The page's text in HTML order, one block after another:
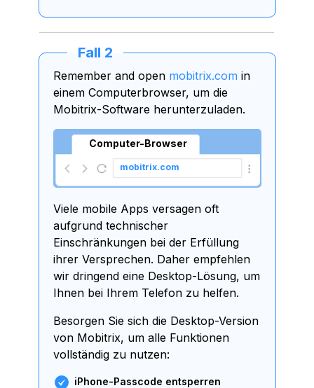
Fall 2
Remember and open mobitrix.comin
einem Computerbrowser, um die
Mobitrix-Software herunterzuladen.
Computer-Browser
mobitrix.com
Viele mobile Apps versagen oft
aufgrund technischer
Einschränkungen bei der Erfüllung
ihrer Versprechen. Daher empfehlen
wir dringend eine Desktop-Lösung, um
Ihnen bei Ihrem Telefon zu helfen.
Besorgen Sie sich die Desktop-Version
von Mobitrix, um alle Funktionen
vollständig zu nutzen:
iPhone-Passcode entsperren